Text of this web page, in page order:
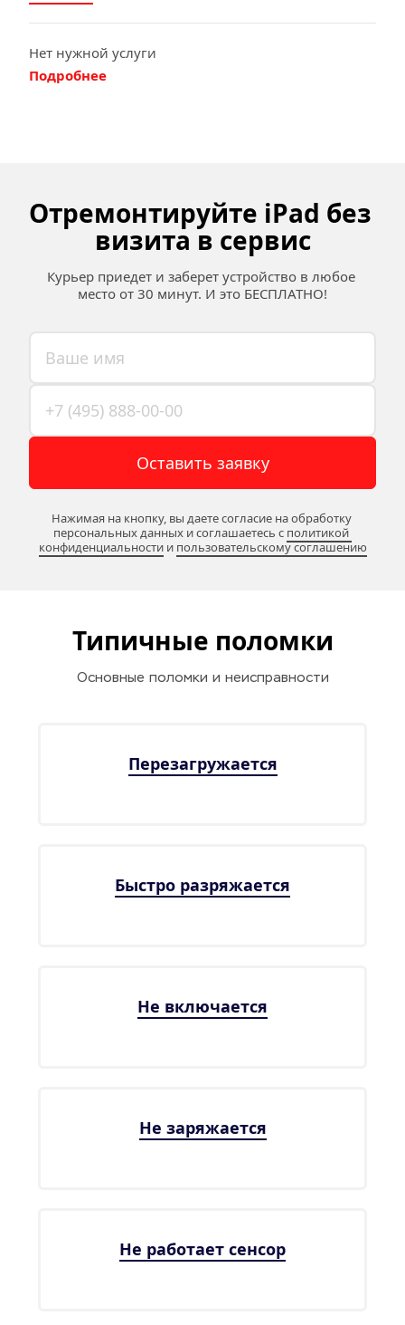
Нет нужной услуги
Подробнее
Отремонтируйте iPad без
визита в сервис
Курьер приедет и заберет устройство в любое
место от 30 минут. И это БЕСПЛАТНО!
Оставить заявку
Нажимая на кнопку, вы даете согласие на обработку
персональных данных и соглашаетесь c политикой
конфиденциальности и пользовательскому соглашению
Типичные поломки
Основные поломки и неисправности
Перезагружается
Быстро разряжается
Не включается
Не заряжается
Не работает сенсор